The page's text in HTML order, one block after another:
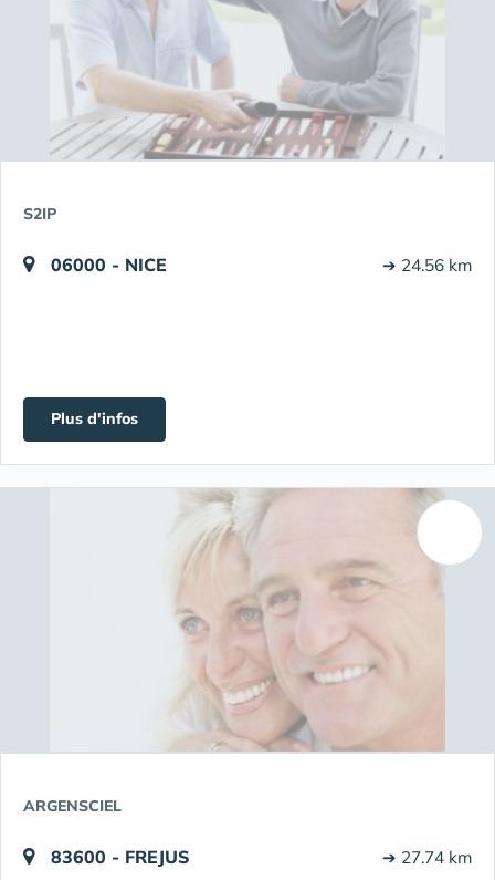
S2IP
06000 - NICE ➔ 24.56 km
Plus d'infos
ARGENSCIEL
83600 - FREJUS ➔ 27.74 km